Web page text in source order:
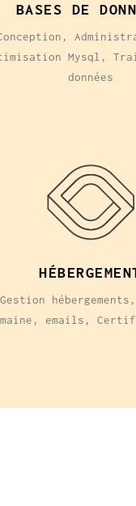
BASES DE
Mysql,
données
Gestion
emails,